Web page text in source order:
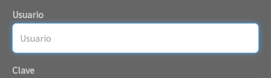
Usuario
Clave